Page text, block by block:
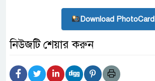
Download PhotoCard
নিউজটি শেয়ার করুন